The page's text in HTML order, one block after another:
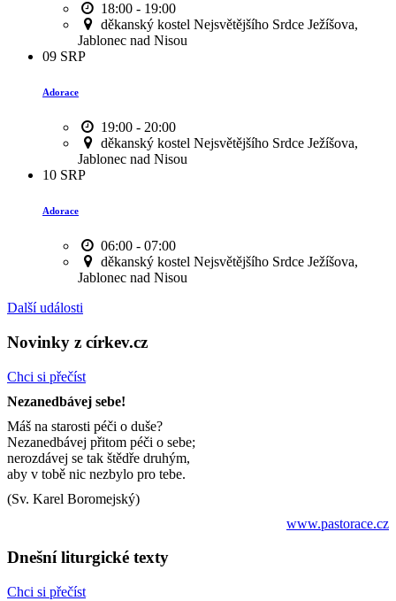
18:00 - 19:00
děkanský kostel Nejsvětějšího Srdce Ježíšova,
Jablonec nad Nisou
09 SRP
Adorace
19:00 - 20:00
děkanský kostel Nejsvětějšího Srdce Ježíšova,
Jablonec nad Nisou
10 SRP
Adorace
06:00 - 07:00
děkanský kostel Nejsvětějšího Srdce Ježíšova,
Jablonec nad Nisou
Další události
Novinky z církev.cz
Chci si přečíst
Nezanedbávej sebe!
Máš na starosti péči o duše?
Nezanedbávej přitom péči o sebe;
nerozdávej se tak štědře druhým,
aby v tobě nic nezbylo pro tebe.
(Sv. Karel Boromejský)
www.pastorace.cz
Dnešní liturgické texty
Chci si přečíst